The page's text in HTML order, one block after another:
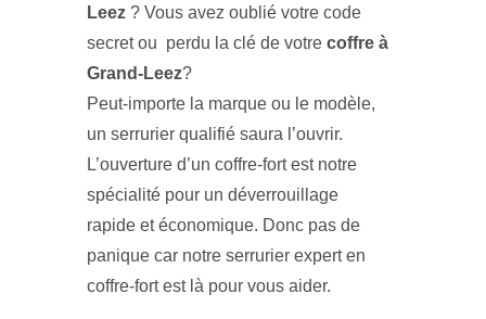
Leez ? Vous avez oublié votre code
secret ou perdu la clé de votre coffre à
Grand-Leez?
Peut-importe la marque ou le modèle,
un serrurier qualifié saura l’ouvrir.
L’ouverture d’un coffre-fort est notre
spécialité pour un déverrouillage
rapide et économique. Donc pas de
panique car notre serrurier expert en
coffre-fort est là pour vous aider.